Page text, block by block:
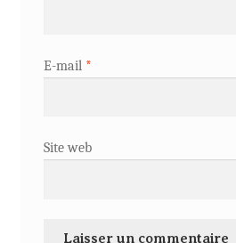
E-mail *
Site web